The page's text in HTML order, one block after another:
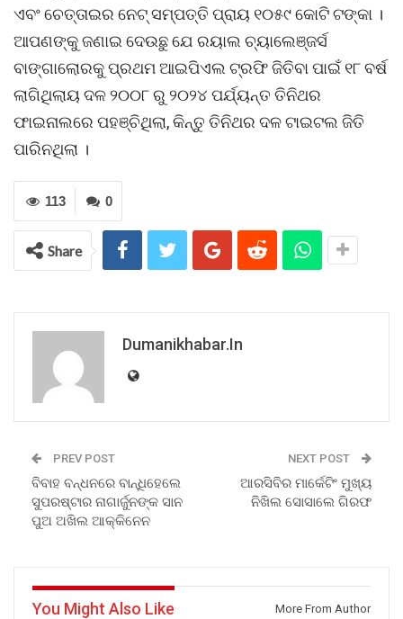
ଏବଂ ଚେତ୍ତାଇର ନେଟ୍‌ ସମ୍ପତ୍ତି ପ୍ରାୟ ୧୦୫୯ କୋଟି ଟଙ୍କା ।
ଆପଣଙ୍କୁ ଜଣାଇ ଦେଉଛୁ ଯେ ରୟାଲ ଚ୍ୟାଲେଞ୍ଜର୍ସ
ବାଙ୍ଗାଲୋରକୁ ପ୍ରଥମ ଆଇପିଏଲ ଟ୍ରଫି ଜିତିବା ପାଇଁ ୧୮ ବର୍ଷ
ଲାଗିଥିଲାୟ ଦଳ ୨୦୦୮ ରୁ ୨୦୨୪ ପର୍ଯ୍ୟନ୍ତ ତିନିଥର
ଫାଇନାଲରେ ପହଞ୍ଚିଥିଲା, କିନ୍ତୁ ତିନିଥର ଦଳ ଟାଇଟଲ ଜିତି
ପାରିନଥିଲା ।
0
113
Share
Dumanikhabar.in
PREV POST
ବିବାହ ବନ୍ଧନରେ ବାନ୍ଧିହେଲେ
ସୁପରଷ୍ଟାର ନାଗାର୍ଜୁନଙ୍କ ସାନ
ପୁଅ ଅଖିଲ ଆକ୍କିନେନ
NEXT POST
ଆରସିବିର ମାର୍କେଟିଂ ମୁଖ୍ୟ
ନିଖିଲ ସୋସାଲେ ଗିରଫ
You Might Also Like More From Author